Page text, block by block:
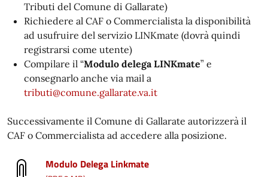
Tributi del Comune di Gallarate)
Richiedere al CAF o Commercialista la disponibilità
ad usufruire del servizio LINKmate (dovrà quindi
registrarsi come utente)
Compilare il “Modulo delega LINKmate” e
consegnarlo anche via mail a
tributi@comune.gallarate.va.it
Successivamente il Comune di Gallarate autorizzerà il
CAF o Commercialista ad accedere alla posizione.
Modulo Delega Linkmate